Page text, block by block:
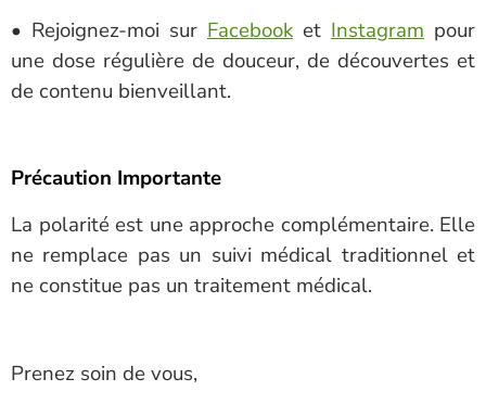
• Rejoignez-moi sur Facebooket Instagram pour
une dose régulière de douceur, de découvertes et
de contenu bienveillant.
Précaution Importante
La polarité est une approche complémentaire. Elle
ne remplace pas un suivi médical traditionnel et
ne constitue pas un traitement médical.
Prenez soin de vous,